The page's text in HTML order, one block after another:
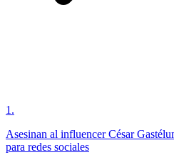
1 .
Asesinan al influencer César
para redes sociales